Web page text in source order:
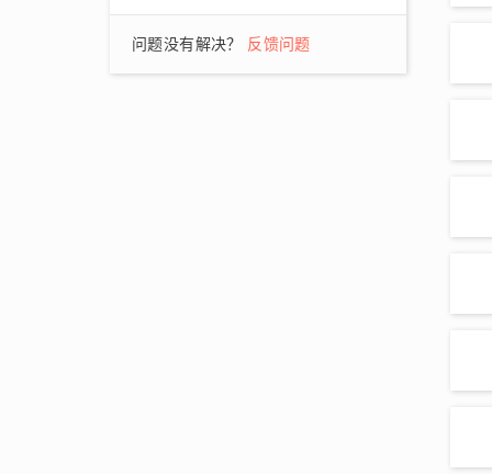
问题没有解决？ 反馈问题